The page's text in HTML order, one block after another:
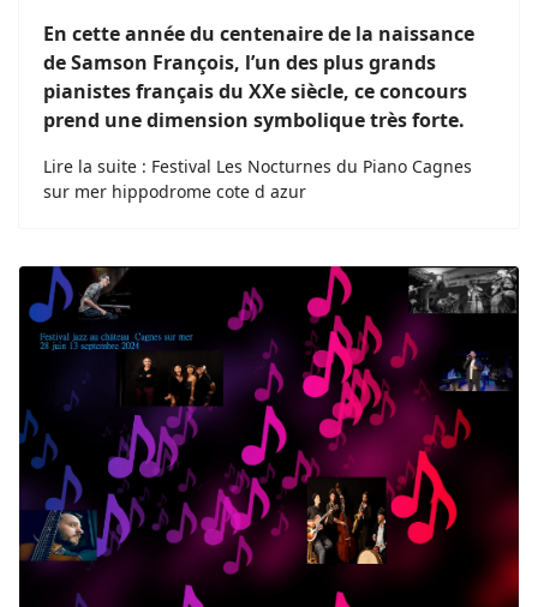
En cette année du centenaire de la naissance
de Samson François, l’un des plus grands
pianistes français du XXe siècle, ce concours
prend une dimension symbolique très forte.
Lire la suite : Festival Les Nocturnes du Piano Cagnes
sur mer hippodrome cote d azur